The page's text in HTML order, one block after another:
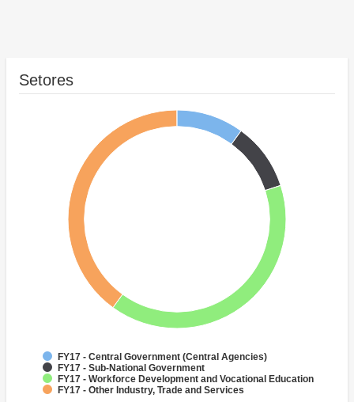
Setores
FY17 - Central Government (Central Agencies)
FY17 - Sub-National Government
FY17 - Workforce Development and Vocational Education
FY17 - Other Industry, Trade and Services